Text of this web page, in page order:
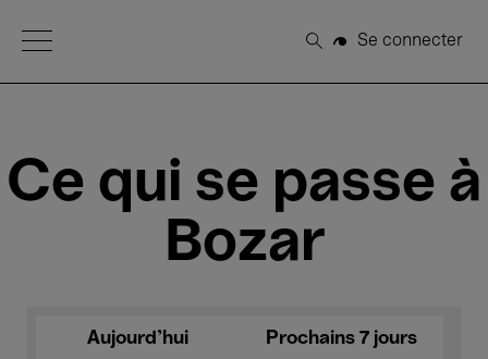
Open Menu
Rechercher
Se connecter
Ce qui se passe à
Bozar
Aujourd'hui Prochains 7 jours